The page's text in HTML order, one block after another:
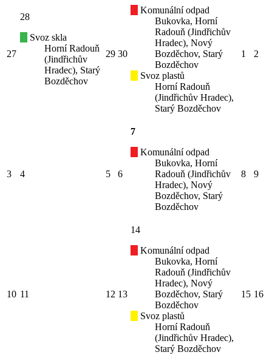
27
28
Svoz skla
Horní Radouň
(Jindřichův
Hradec), Starý
Bozděchov
29 30
Komunální odpad
Bukovka, Horní
Radouň (Jindřichův
Hradec), Nový
Bozděchov, Starý
Bozděchov
Svoz plastů
Horní Radouň
(Jindřichův Hradec),
Starý Bozděchov
1 2
3 4 5 6
7
Komunální odpad
Bukovka, Horní
Radouň (Jindřichův
Hradec), Nový
Bozděchov, Starý
Bozděchov
8 9
10 11 12 13
14
Komunální odpad
Bukovka, Horní
Radouň (Jindřichův
Hradec), Nový
Bozděchov, Starý
Bozděchov
Svoz plastů
Horní Radouň
(Jindřichův Hradec),
Starý Bozděchov
15 16